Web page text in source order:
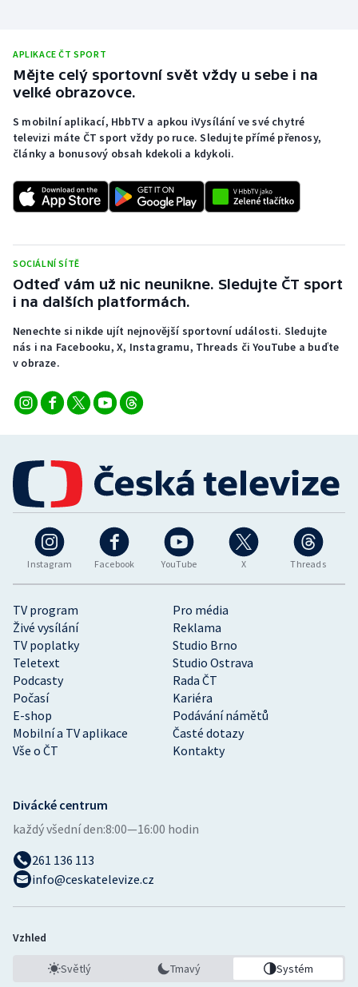
APLIKACE ČT SPORT
Mějte celý sportovní svět vždy u sebe i na
velké obrazovce.
S mobilní aplikací, HbbTV a apkou iVysílání ve své chytré
televizi máte ČT sport vždy po ruce. Sledujte přímé přenosy,
články a bonusový obsah kdekoli a kdykoli.
SOCIÁLNÍ SÍTĚ
Odteď vám už nic neunikne. Sledujte ČT sport
i na dalších platformách.
Nenechte si nikde ujít nejnovější sportovní události. Sledujte
nás i na Facebooku, X, Instagramu, Threads či YouTube a buďte
v obraze.
Instagram Facebook YouTube X Threads
TV program
Pro média
Živé vysílání
Reklama
TV poplatky
Studio Brno
Teletext
Studio Ostrava
Podcasty
Rada ČT
Počasí
Kariéra
E-shop
Podávání námětů
Mobilní a TV aplikace
Časté dotazy
Vše o ČT
Kontakty
Divácké centrum
každý všední den:8:00—16:00 hodin
261 136 113
info@ceskatelevize.cz
Vzhled
Světlý Tmavý Systém